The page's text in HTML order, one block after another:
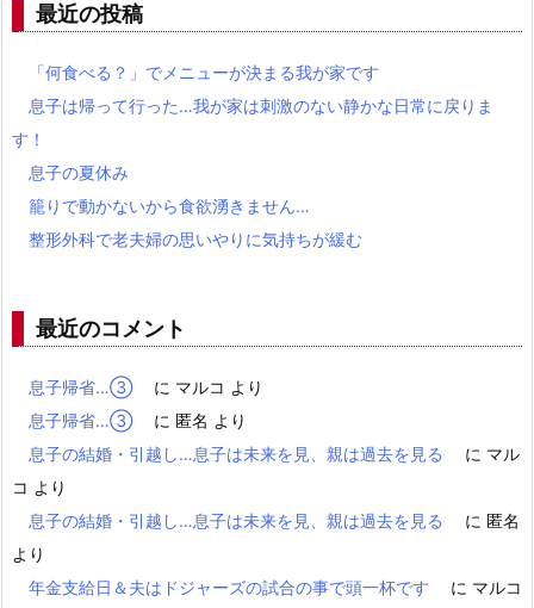
最近の投稿
「何食べる？」でメニューが決まる我が家です
息子は帰って行った…我が家は刺激のない静かな日常に戻りま
す！
息子の夏休み
籠りで動かないから食欲湧きません…
整形外科で老夫婦の思いやりに気持ちが緩む
最近のコメント
息子帰省…③ に マルコ より
息子帰省…③
に 匿名 より
息子の結婚・引越し…息子は未来を見、親は過去を見る
に マル
コ より
息子の結婚・引越し…息子は未来を見、親は過去を見る
に 匿名
より
年金支給日＆夫はドジャーズの試合の事で頭一杯です
に マルコ